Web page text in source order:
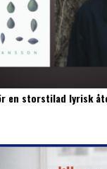
en storstilad lyrisk